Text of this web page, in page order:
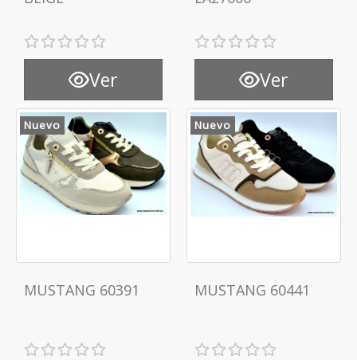
Ver Ver
Nuevo
MUSTANG 60391
Nuevo
MUSTANG 60441